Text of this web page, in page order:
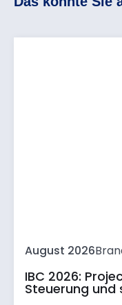
August 2026
IBC 2026:
Steuerung